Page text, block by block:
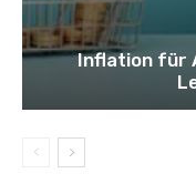
Inflation für